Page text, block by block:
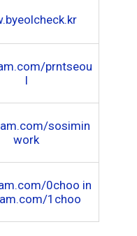
prntseou
l
sosimin
work
0choo in
1choo